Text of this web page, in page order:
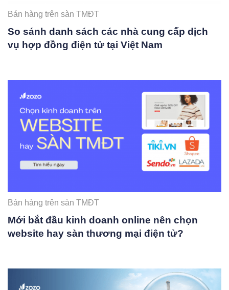
Bán hàng trên sàn TMĐT
So sánh danh sách các nhà cung cấp dịch
vụ hợp đồng điện tử tại Việt Nam
Bán hàng trên sàn TMĐT
Mới bắt đầu kinh doanh online nên chọn
website hay sàn thương mại điện tử?